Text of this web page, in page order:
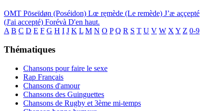
OMT Pōseïdøn (Poséidon) Lœ ręmède (Le remède) J’æ aççepté
(J'ai accepté) Forévà D'en haut.
A B C D E F G H I J K L M N O P Q R S T U V W X Y Z 0-9
Thématiques
Chansons pour faire le sexe
Rap Français
Chansons d'amour
Chansons des Guinguettes
Chansons de Rugby et 3ème mi-temps